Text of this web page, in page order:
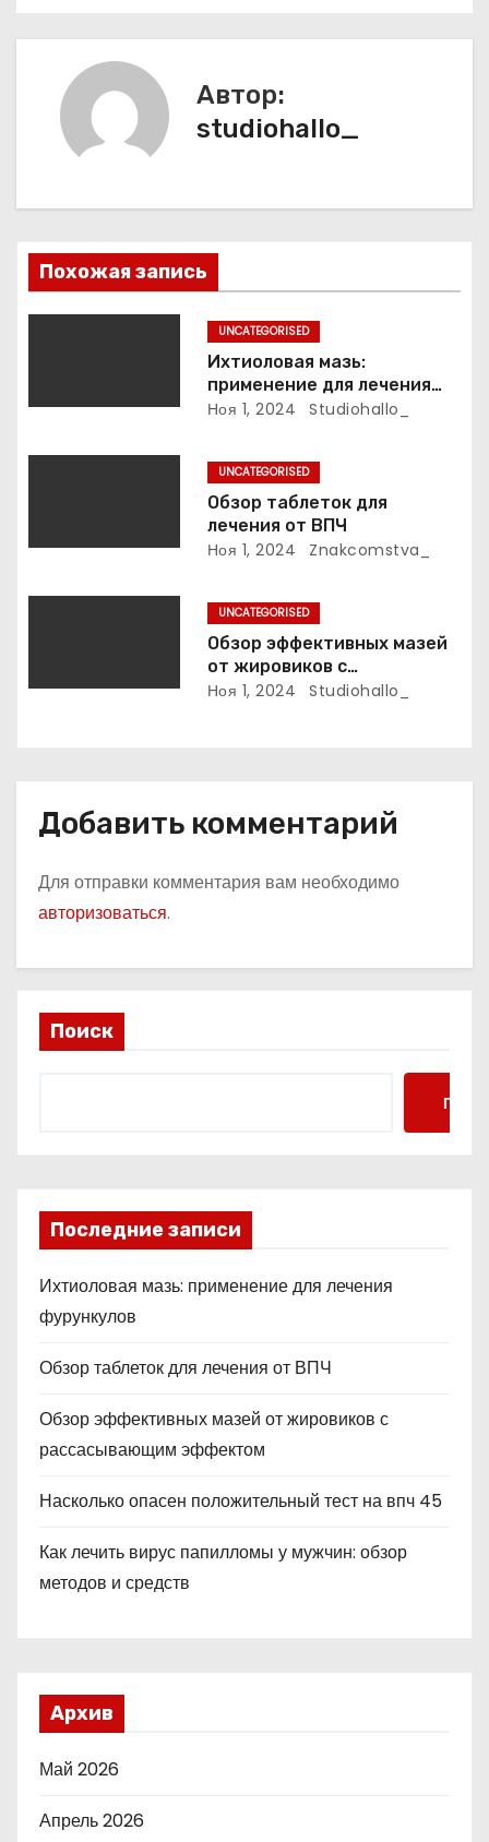
ц
з
а
и
с
м
Автор:
studiohallo_
Похожая запись
UNCATEGORISED
Ихтиоловая мазь:
применение для лечения
фурункулов
Ноя 1, 2024 Studiohallo_
UNCATEGORISED
Обзор таблеток для
лечения от ВПЧ
Ноя 1, 2024 Znakcomstva_
UNCATEGORISED
Обзор эффективных мазей
от жировиков с
рассасывающим эффектом
Ноя 1, 2024 Studiohallo_
Добавить комментарий
Для отправки комментария вам необходимо
авторизоваться.
Поиск
Поиск
Последние записи
Ихтиоловая мазь: применение для лечения
фурункулов
Обзор таблеток для лечения от ВПЧ
Обзор эффективных мазей от жировиков с
рассасывающим эффектом
Насколько опасен положительный тест на впч 45
Как лечить вирус папилломы у мужчин: обзор
методов и средств
Архив
Май 2026
Апрель 2026